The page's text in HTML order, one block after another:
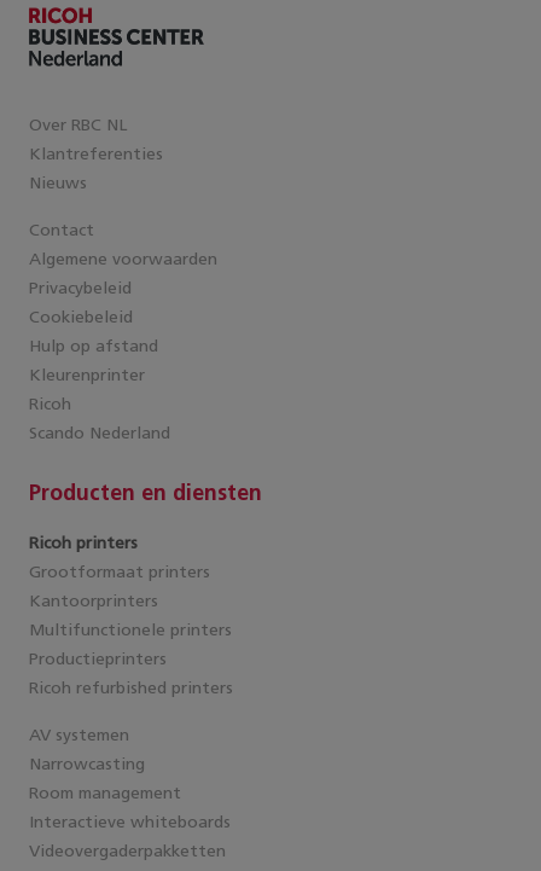
Over RBC NL
Klantreferenties
Nieuws
Contact
Algemene voorwaarden
Privacybeleid
Cookiebeleid
Hulp op afstand
Kleurenprinter
Ricoh
Scando Nederland
Producten en diensten
Ricoh printers
Grootformaat printers
Kantoorprinters
Multifunctionele printers
Productieprinters
Ricoh refurbished printers
AV systemen
Narrowcasting
Room management
Interactieve whiteboards
Videovergaderpakketten